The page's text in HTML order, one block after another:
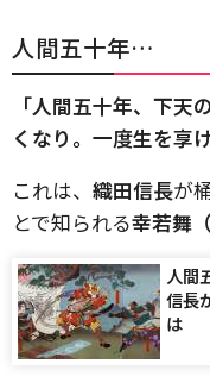
人間五十年…
「人間五十年、下
くなり。一度生を享
これは、 織田信長が
とで知られる幸若舞
人間
信長
は